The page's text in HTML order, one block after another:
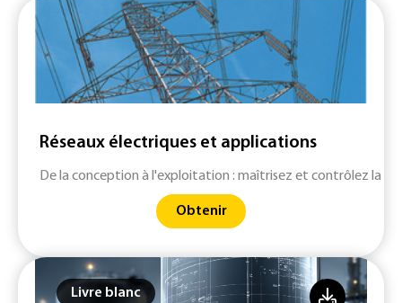
Réseaux électriques et applications
De la conception à l'exploitation : maîtrisez et contrôlez la
Obtenir
Livre blanc